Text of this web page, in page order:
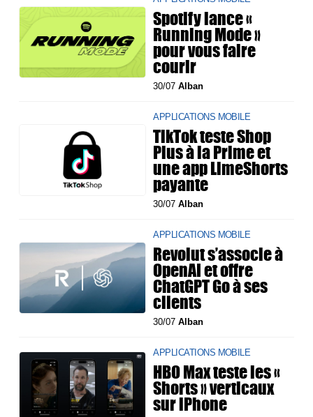
Spotify lance «
Running Mode »
pour vous faire
courir
30/07Alban
APPLICATIONS MOBILE
TikTok teste Shop
Plus à la Prime et
une app LimeShorts
payante
30/07Alban
APPLICATIONS MOBILE
Revolut s’associe à
OpenAI et offre
ChatGPT Go à ses
clients
30/07Alban
APPLICATIONS MOBILE
HBO Max teste les «
Shorts » verticaux
sur iPhone